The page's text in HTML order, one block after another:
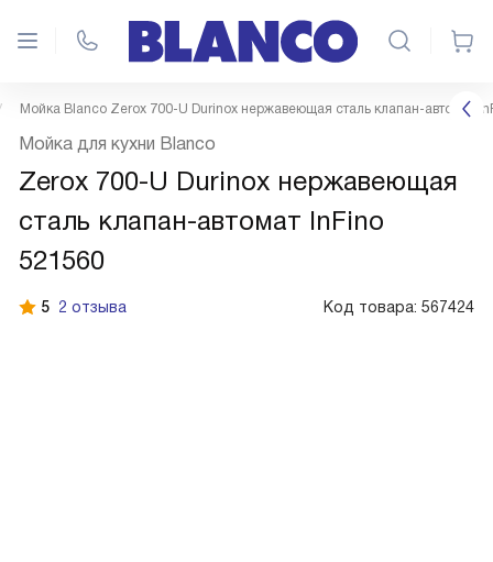
Мойка Blanco Zerox 700-U Durinox нержавеющая сталь клапан-автомат
5 2 отзыва Код товара: 567424
Мойка для кухни Blanco
Zerox 700-U Durinox нержавеющая
сталь клапан-автомат InFino
521560